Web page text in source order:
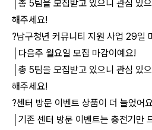
│총 5팀을 모집받고 있으니 관심 있
해주세요!
?남구청년 커뮤니티 지원 사업 29일
│다음주 월요일 모집 마감이예요!
│총 5팀을 모집받고 있으니 관심 있
해주세요!
?센터 방문 이벤트 상품이 더 늘었어
│기존 센터 방문 이벤트는 충전기만